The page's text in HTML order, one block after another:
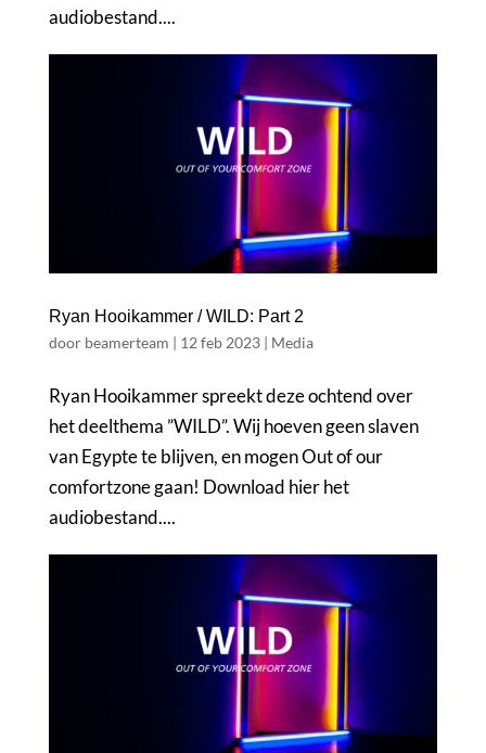
audiobestand....
Ryan Hooikammer / WILD: Part 2
door beamerteam | 12 feb 2023| Media
Ryan Hooikammer spreekt deze ochtend over
het deelthema ”WILD”. Wij hoeven geen slaven
van Egypte te blijven, en mogen Out of our
comfortzone gaan! Download hier het
audiobestand....